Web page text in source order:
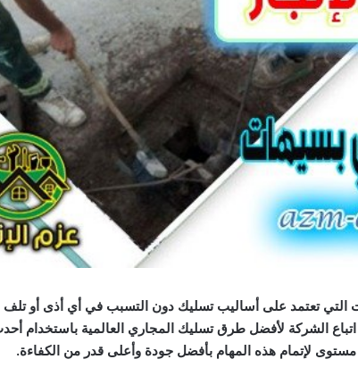
تعتمد على أساليب تسليك دون التسبب في أي أذى أو تلف
الشركة لأفضل طرق تسليك المجاري العالمية باستخدام
لإتمام هذه المهام بأفضل جودة وأعلى قدر من الكفاءة.